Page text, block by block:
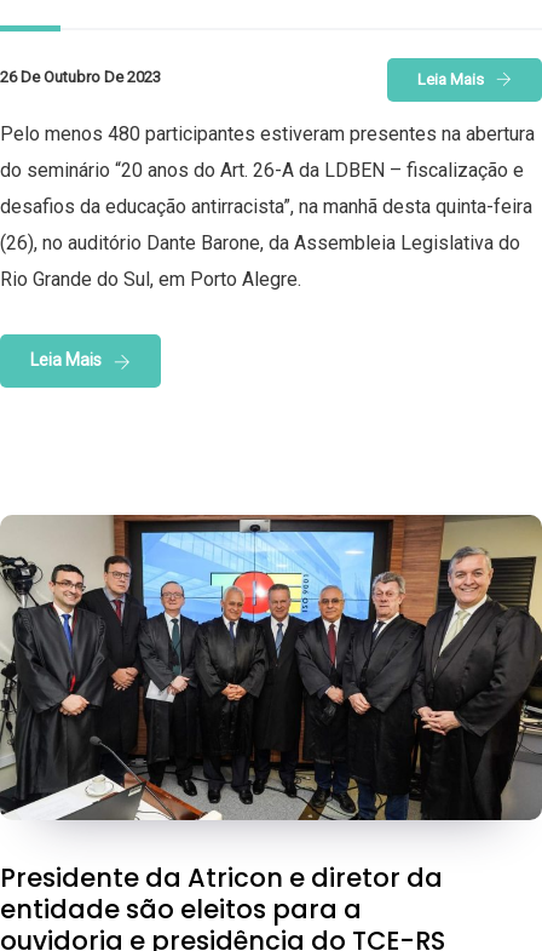
26 De Outubro De 2023 Leia Mais
Pelo menos 480 participantes estiveram presentes na abertura
do seminário “20 anos do Art. 26-A da LDBEN – fiscalização e
desafios da educação antirracista”, na manhã desta quinta-feira
(26), no auditório Dante Barone, da Assembleia Legislativa do
Rio Grande do Sul, em Porto Alegre.
Leia Mais
Presidente da Atricon e diretor da
entidade são eleitos para a
ouvidoria e presidência do TCE-RS